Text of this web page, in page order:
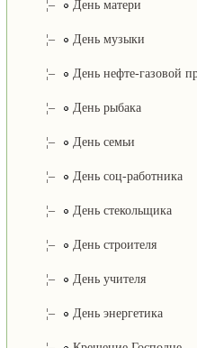
¦– День матери
¦– День музыки
¦– День нефте-газовой
¦– День рыбака
¦– День семьи
¦– День соц-работника
¦– День стекольщика
¦– День строителя
¦– День учителя
¦– День энергетика